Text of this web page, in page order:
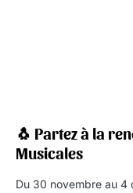
🐧 Partez à la
Musicales
Du 30 novembre au 4